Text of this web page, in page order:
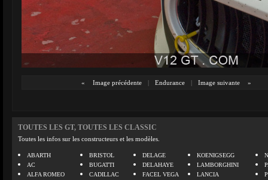
« Image précédente | Endurance | Image suivante »
TOUTES LES GT, TOUTES LES CLASSIC
Toutes les infos sur les constructeurs et les modèles.
ABARTH
AC
ALFA ROMEO
BRISTOL
BUGATTI
CADILLAC
DELAGE
DELAHAYE
FACEL VEGA
KOENIGSEGG
LAMBORGHINI
LANCIA